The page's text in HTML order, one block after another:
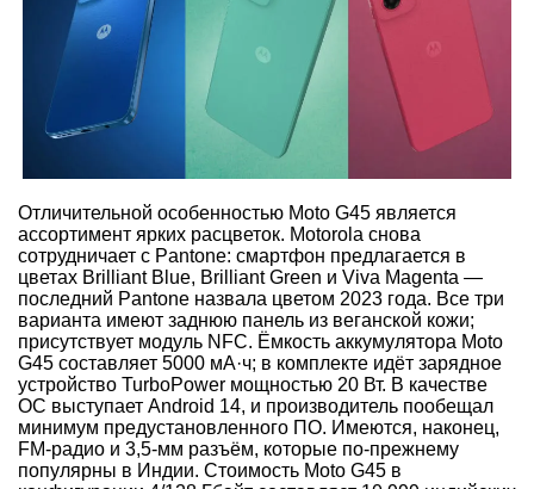
Отличительной особенностью Moto G45 является
ассортимент ярких расцветок. Motorola снова
сотрудничает с Pantone: смартфон предлагается в
цветах Brilliant Blue, Brilliant Green и Viva Magenta —
последний Pantone назвала цветом 2023 года. Все три
варианта имеют заднюю панель из веганской кожи;
присутствует модуль NFC. Ёмкость аккумулятора Moto
G45 составляет 5000 мА·ч; в комплекте идёт зарядное
устройство TurboPower мощностью 20 Вт. В качестве
ОС выступает Android 14, и производитель пообещал
минимум предустановленного ПО. Имеются, наконец,
FM-радио и 3,5-мм разъём, которые по-прежнему
популярны в Индии. Стоимость Moto G45 в